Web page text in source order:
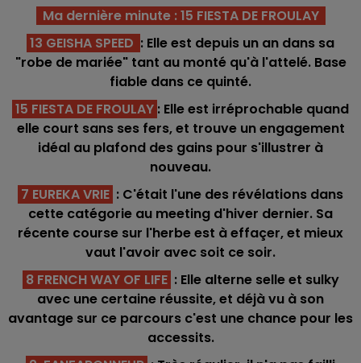
Ma dernière minute : 15 FIESTA DE FROULAY
13 GEISHA SPEED : Elle est depuis un an dans sa
"robe de mariée" tant au monté qu'à l'attelé. Base
fiable dans ce quinté.
15 FIESTA DE FROULAY : Elle est irréprochable quand
elle court sans ses fers, et trouve un engagement
idéal au plafond des gains pour s'illustrer à
nouveau.
7 EUREKA VRIE : C'était l'une des révélations dans
cette catégorie au meeting d'hiver dernier. Sa
récente course sur l'herbe est à effaçer, et mieux
vaut l'avoir avec soit ce soir.
8 FRENCH WAY OF LIFE : Elle alterne selle et sulky
avec une certaine réussite, et déjà vu à son
avantage sur ce parcours c'est une chance pour les
accessits.